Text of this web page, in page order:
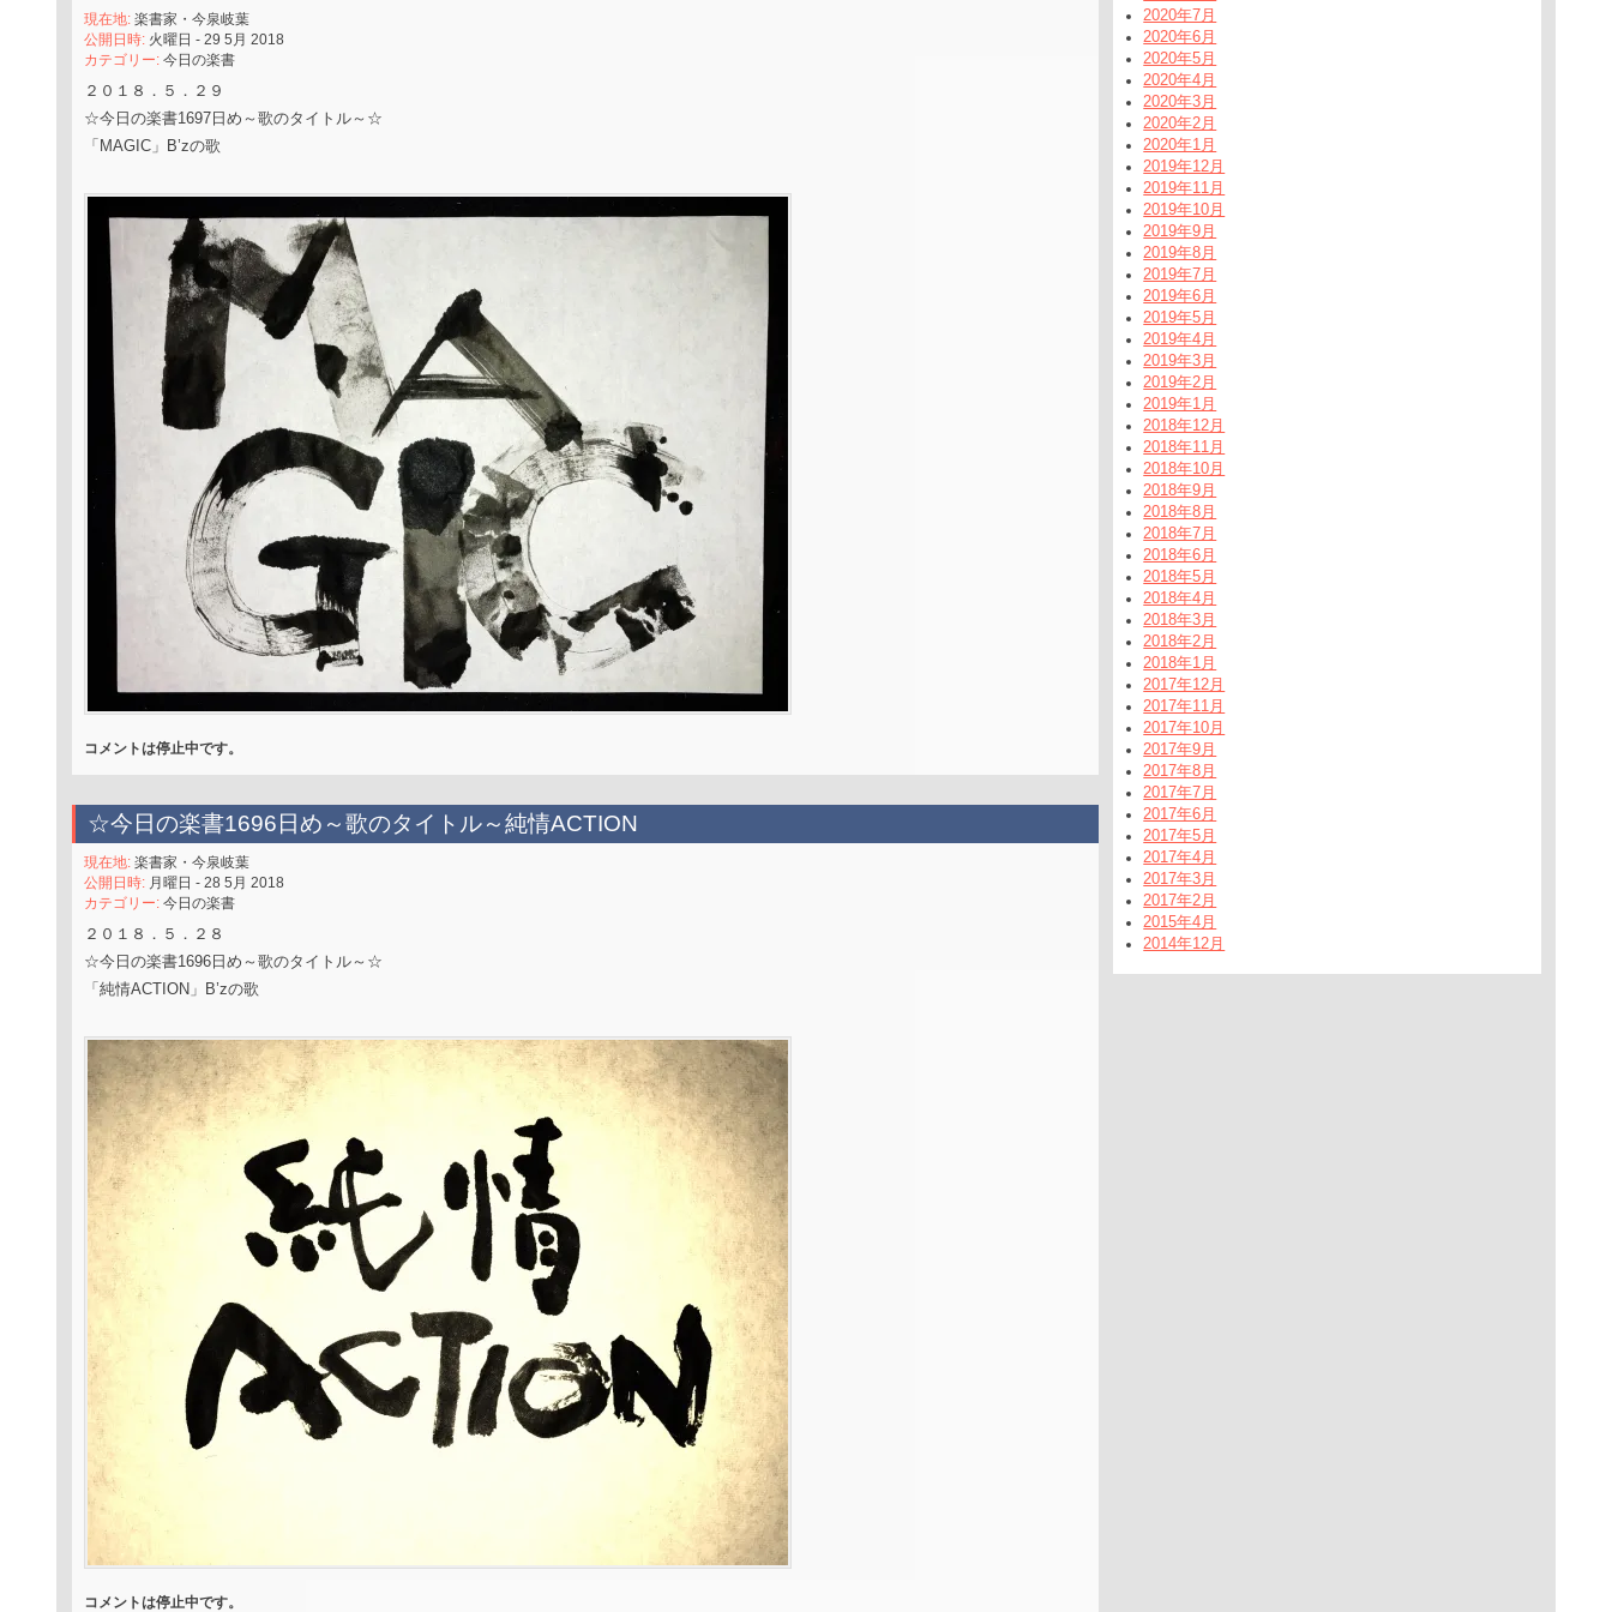
現在地: 楽書家・今泉岐葉
公開日時: 火曜日 - 29 5月 2018
カテゴリー: 今日の楽書
２０１８．５．２９
☆今日の楽書1697日め～歌のタイトル～☆
「MAGIC」B’zの歌
コメントは停止中です。
☆今日の楽書1696日め～歌のタイトル～純情ACTION
現在地: 楽書家・今泉岐葉
公開日時: 月曜日 - 28 5月 2018
カテゴリー: 今日の楽書
２０１８．５．２８
☆今日の楽書1696日め～歌のタイトル～☆
「純情ACTION」B’zの歌
コメントは停止中です。
2020年7月
2020年6月
2020年5月
2020年4月
2020年3月
2020年2月
2020年1月
2019年12月
2019年11月
2019年10月
2019年9月
2019年8月
2019年7月
2019年6月
2019年5月
2019年4月
2019年3月
2019年2月
2019年1月
2018年12月
2018年11月
2018年10月
2018年9月
2018年8月
2018年7月
2018年6月
2018年5月
2018年4月
2018年3月
2018年2月
2018年1月
2017年12月
2017年11月
2017年10月
2017年9月
2017年8月
2017年7月
2017年6月
2017年5月
2017年4月
2017年3月
2017年2月
2015年4月
2014年12月